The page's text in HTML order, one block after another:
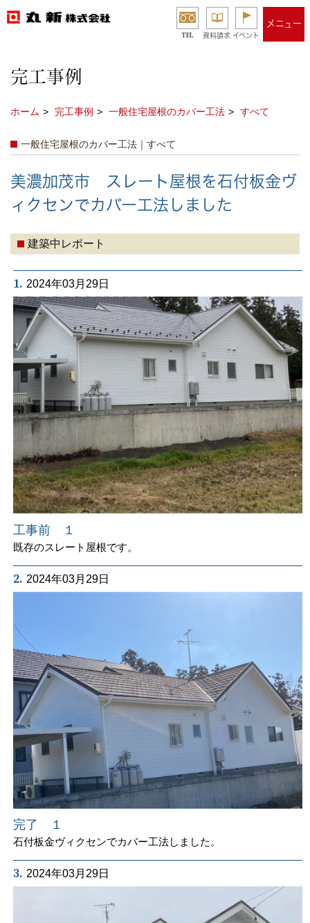
TEL 資料請求 イベント
メニュー
完工事例
ホーム 完工事例 一般住宅屋根のカバー工法 すべて
一般住宅屋根のカバー工法｜すべて
美濃加茂市 スレート屋根を石付板金ヴ
ィクセンでカバー工法しました
建築中レポート
1. 2024年03月29日
工事前 １
既存のスレート屋根です。
2. 2024年03月29日
完了 １
石付板金ヴィクセンでカバー工法しました。
3. 2024年03月29日